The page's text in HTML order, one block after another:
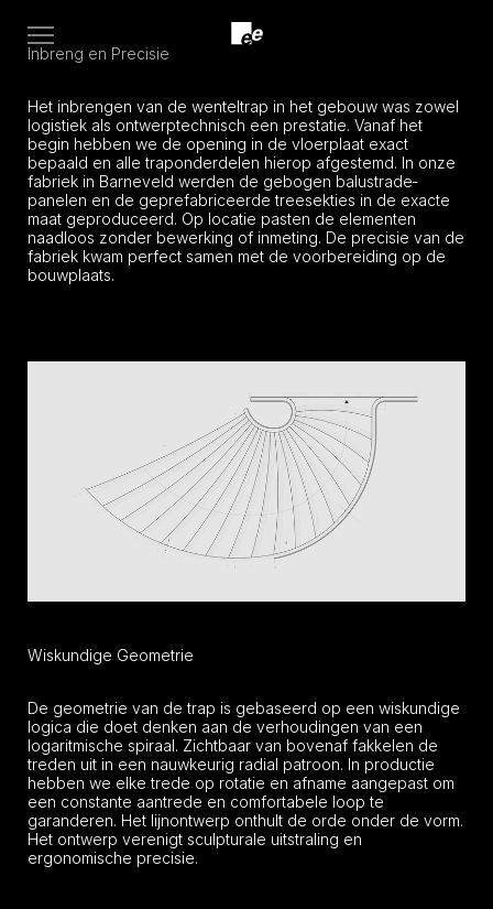
Open
menu
Inbreng en Precisie
Het inbrengen van de wenteltrap in het gebouw was zowel
logistiek als ontwerptechnisch een prestatie. Vanaf het
begin hebben we de opening in de vloerplaat exact
bepaald en alle traponderdelen hierop afgestemd. In onze
fabriek in Barneveld werden de gebogen balustrade­
panelen en de geprefabriceerde tree­sekties in de exacte
maat geproduceerd. Op locatie pasten de elementen
naadloos zonder bewerking of inmeting. De precisie van de
fabriek kwam perfect samen met de voorbereiding op de
bouwplaats.
Wiskundige Geometrie
De geometrie van de trap is gebaseerd op een wiskundige
logica die doet denken aan de verhoudingen van een
logaritmische spiraal. Zichtbaar van bovenaf fakkelen de
treden uit in een nauwkeurig radial patroon. In productie
hebben we elke trede op rotatie en afname aangepast om
een constante aantrede en comfortabele loop te
garanderen. Het lijnontwerp onthult de orde onder de vorm.
Het ontwerp verenigt sculpturale uitstraling en
ergonomische precisie.